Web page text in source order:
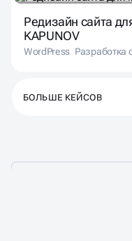
Редизайн сайта
KAPUNOV
WordPress Разработка
БОЛЬШЕ КЕЙСОВ